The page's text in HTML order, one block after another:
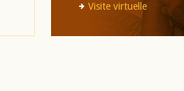
Visite virtuelle